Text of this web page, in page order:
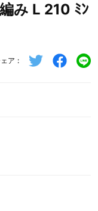
み L 210 ﾐﾝ
ア